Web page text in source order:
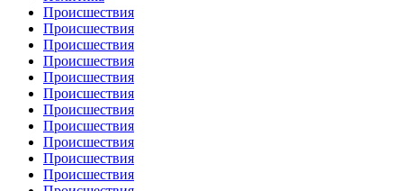
Происшествия
Происшествия
Происшествия
Происшествия
Происшествия
Происшествия
Происшествия
Происшествия
Происшествия
Происшествия
Происшествия